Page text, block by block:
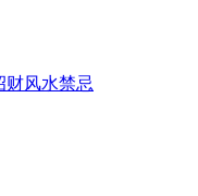
财风水禁忌